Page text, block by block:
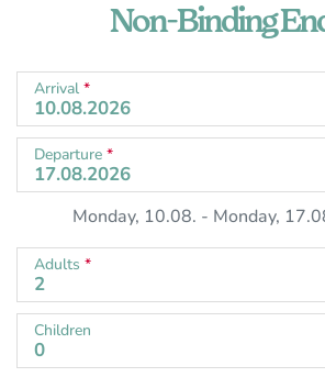
Non-Binding
Arrival *
Departure *
Monday, 10.08. - Monday,
Adults *
Children